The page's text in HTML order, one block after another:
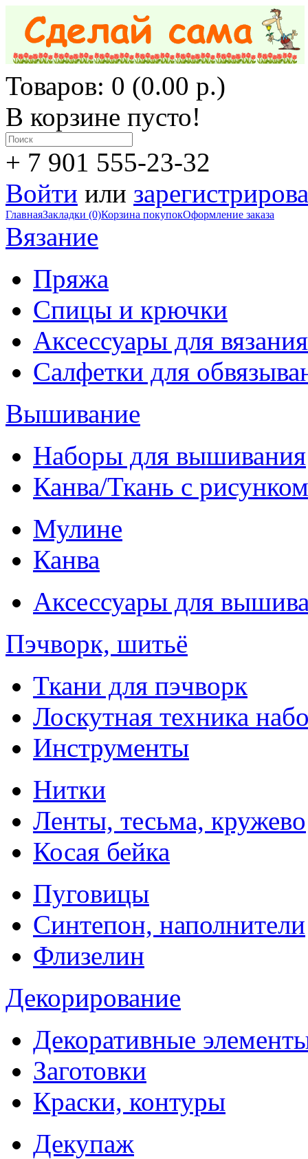
Товаров: 0 (0.00 р.)
В корзине пусто!
+ 7 901 555-23-32
Войти или
ГлавнаяЗакладки (0)Корзина покупокОформление заказа
Вязание
Пряжа
Спицы и крючки
Аксессуары для вязания
Салфетки для
Вышивание
Наборы для вышивания
Канва/Ткань с рисунком
Мулине
Канва
Аксессуары для
Пэчворк, шитьё
Ткани для пэчворк
Лоскутная техника
Инструменты
Нитки
Ленты, тесьма, кружево
Косая бейка
Пуговицы
Синтепон, наполнители
Флизелин
Декорирование
Декоративные
Заготовки
Краски, контуры
Декупаж